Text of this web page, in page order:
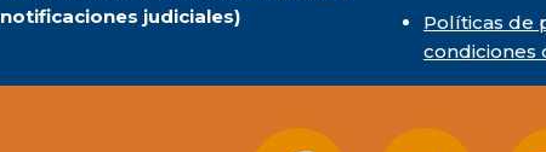
notificaciones judiciales)
Políticas de
condiciones